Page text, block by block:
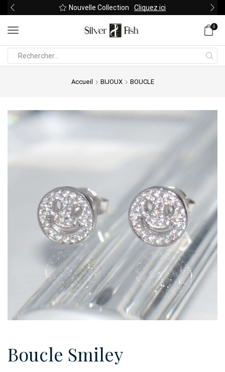
Nouvelle Collection Cliquez ici
0
Accueil BIJOUX BOUCLE
Boucle Smiley